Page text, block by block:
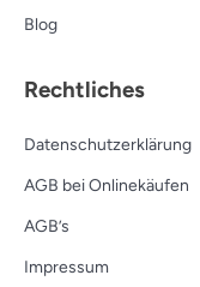
Blog
Rechtliches
Datenschutzerklärung
AGB bei Onlinekäufen
AGB’s
Impressum